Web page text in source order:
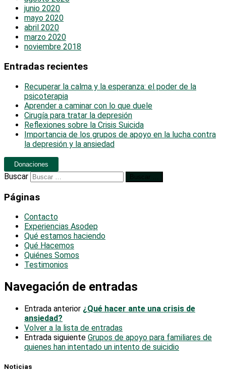
junio 2020
mayo 2020
abril 2020
marzo 2020
noviembre 2018
Entradas recientes
Recuperar la calma y la esperanza: el poder de la
psicoterapia
Aprender a caminar con lo que duele
Cirugía para tratar la depresión
Reflexiones sobre la Crisis Suicida
Importancia de los grupos de apoyo en la lucha contra
la depresión y la ansiedad
Donaciones
Buscar Buscar …
Páginas
Contacto
Experiencias Asodep
Qué estamos haciendo
Qué Hacemos
Quiénes Somos
Testimonios
Navegación de entradas
Entrada anterior ¿Qué hacer ante una crisis de
ansiedad?
Volver a la lista de entradas
Entrada siguiente Grupos de apoyo para familiares de
quienes han intentado un intento de suicidio
Noticias